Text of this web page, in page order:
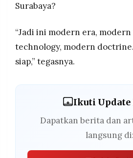
Surabaya?
“Jadi ini modern era,
technology, modern
siap,” tegasnya.
Ikuti Update
Dapatkan berita dan
langsung di: